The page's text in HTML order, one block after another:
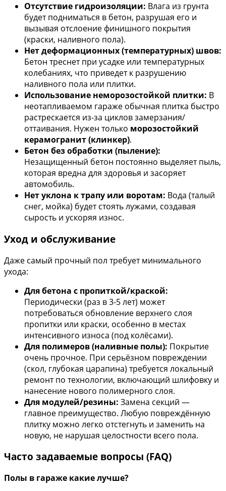
Отсутствие гидроизоляции: Влага из грунта
будет подниматься в бетон, разрушая его и
вызывая отслоение финишного покрытия
(краски, наливного пола).
Нет деформационных (температурных) швов:
Бетон треснет при усадке или температурных
колебаниях, что приведет к разрушению
наливного пола или плитки.
Использование неморозостойкой плитки: В
неотапливаемом гараже обычная плитка быстро
растрескается из-за циклов замерзания/
оттаивания. Нужен только морозостойкий
керамогранит (клинкер).
Бетон без обработки (пыление):
Незащищенный бетон постоянно выделяет пыль,
которая вредна для здоровья и засоряет
автомобиль.
Нет уклона к трапу или воротам: Вода (талый
снег, мойка) будет стоять лужами, создавая
сырость и ускоряя износ.
Уход и обслуживание
Даже самый прочный пол требует минимального
ухода:
Для бетона с пропиткой/краской:
Периодически (раз в 3-5 лет) может
потребоваться обновление верхнего слоя
пропитки или краски, особенно в местах
интенсивного износа (под колёсами).
Для полимеров (наливные полы): Покрытие
очень прочное. При серьёзном повреждении
(скол, глубокая царапина) требуется локальный
ремонт по технологии, включающий шлифовку и
нанесение нового полимерного слоя.
Для модулей/резины: Замена секций —
главное преимущество. Любую повреждённую
плитку можно легко отстегнуть и заменить на
новую, не нарушая целостности всего пола.
Часто задаваемые вопросы (FAQ)
Полы в гараже какие лучше?